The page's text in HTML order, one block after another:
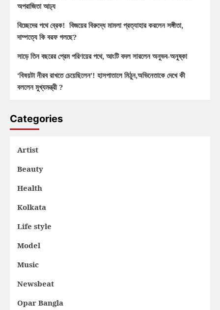
অপরাজিতা আঢ্য
বিচ্ছেদের পথে ব্রেক! বিজয়ের বিরুদ্ধে মামলা প্রত্যাহার করলেন সঙ্গীতা,
দাম্পত্যে কি বরফ গলছে?
সাড়ে তিন বছরের প্রেম পরিণয়ের পথে, আংটি বদল সারলেন অনুভব-অনুষ্কা
‘বিষয়টা নীরব রাখতে চেয়েছিলেন’! হাসপাতালে মিঠুন,অভিনেতাকে দেখে কী
বললেন মুখ্যমন্ত্রী ?
Categories
Artist
Beauty
Health
Kolkata
Life style
Model
Music
Newsbeat
Opar Bangla